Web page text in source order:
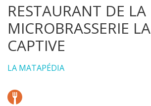
RESTAURANT DE LA
MICROBRASSERIE LA
CAPTIVE
LA MATAPÉDIA